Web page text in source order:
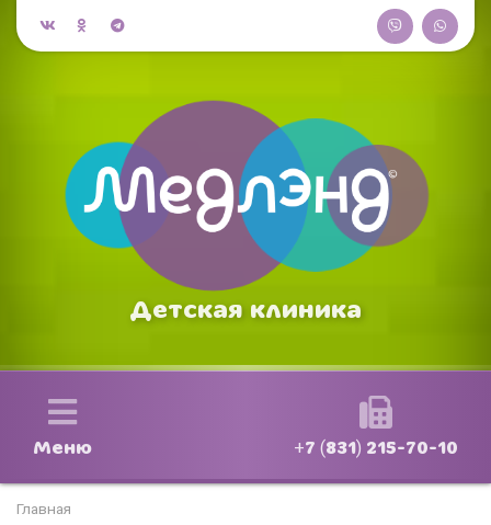
Детская клиника
Меню +7 (831) 215-70-10
Главная